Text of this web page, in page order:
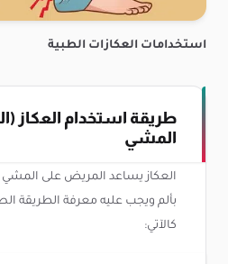
استخدامات العكازات الطبية
طريقة استخدام العكاز
المشي
العكاز يساعد المريض على
بألم ويجب عليه معرفة الطريقة
كالآتي: